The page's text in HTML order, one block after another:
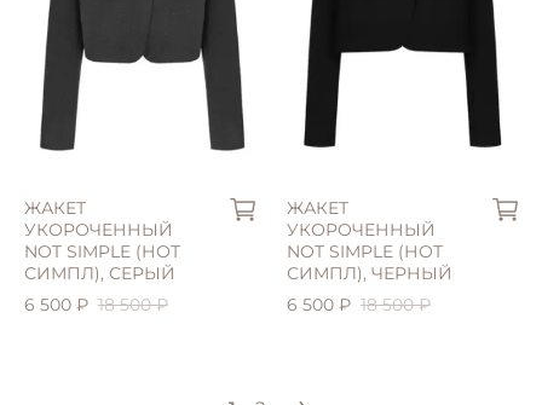
S (42)
ЖАКЕТ
УКОРОЧЕННЫЙ
NOT SIMPLE (НОТ
СИМПЛ), СЕРЫЙ
6 500 ₽ 18 500 ₽
S (42)
ЖАКЕТ
УКОРОЧЕННЫЙ
NOT SIMPLE (НОТ
СИМПЛ), ЧЕРНЫЙ
6 500 ₽ 18 500 ₽